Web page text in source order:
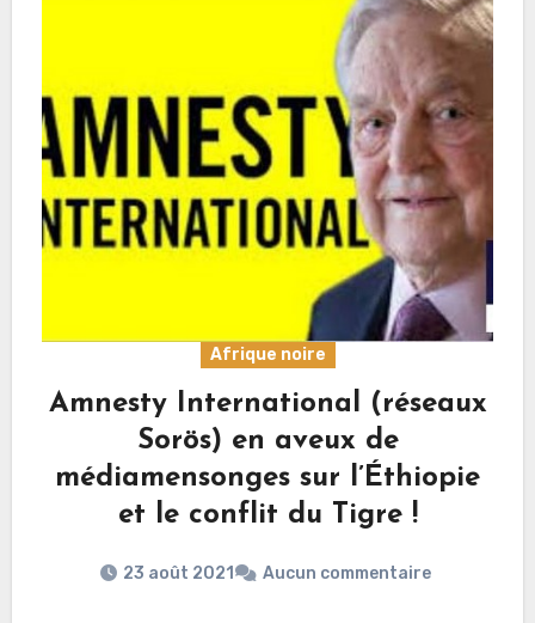
Afrique noire
Amnesty International (réseaux
Sorös) en aveux de
médiamensonges sur l’Éthiopie
et le conflit du Tigre !
23 août 2021 Aucun commentaire